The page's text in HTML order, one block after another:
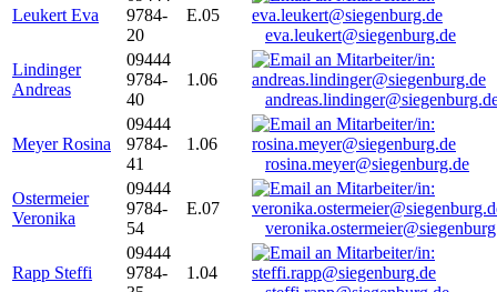
Leukert Eva
9784-
20
E.05
eva.leukert@siegenburg.de
Lindinger
Andreas
09444
9784-
40
1.06
Meyer Rosina
09444
9784-
41
1.06
rosina.meyer@siegenburg.de
Ostermeier
Veronika
09444
9784-
54
E.07
Rapp Steffi
09444
9784-
1.04